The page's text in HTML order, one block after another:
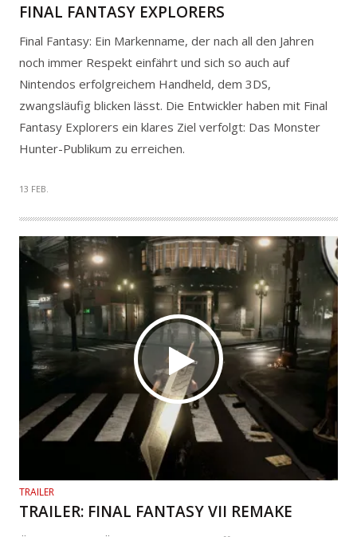
FINAL FANTASY EXPLORERS
Final Fantasy: Ein Markenname, der nach all den Jahren
noch immer Respekt einfährt und sich so auch auf
Nintendos erfolgreichem Handheld, dem 3DS,
zwangsläufig blicken lässt. Die Entwickler haben mit Final
Fantasy Explorers ein klares Ziel verfolgt: Das Monster
Hunter-Publikum zu erreichen.
13 FEB.
TRAILER
TRAILER: FINAL FANTASY VII REMAKE